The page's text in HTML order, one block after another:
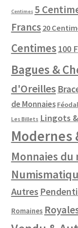
Centimes 5
Francs 20
Centimes 100
Bagues &
d'Oreilles
de Monnaies
Les Billets Lingots
Modernes
Monnaies du
Autres
Romaines